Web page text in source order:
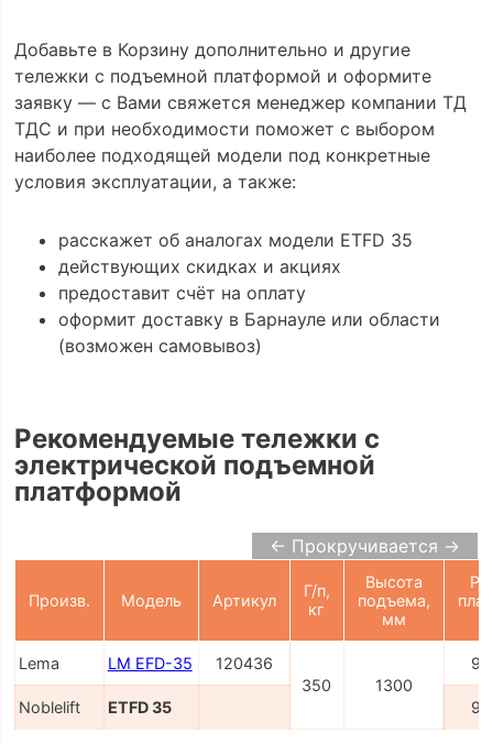
Добавьте в Корзину дополнительно и другие
тележки с подъемной платформой и оформите
заявку — с Вами свяжется менеджер компании ТД
ТДС и при необходимости поможет с выбором
наиболее подходящей модели под конкретные
условия эксплуатации, а также:
расскажет об аналогах модели ETFD 35
действующих скидках и акциях
предоставит счёт на оплату
оформит доставку в Барнауле или области
(возможен самовывоз)
Рекомендуемые тележки с
электрической подъемной
платформой
← Прокручивается →
Произв. Модель Артикул
Г/п,
кг
Высота
подъема,
мм
Lema LM EFD-35
120436
350
1300
Noblelift ETFD 35